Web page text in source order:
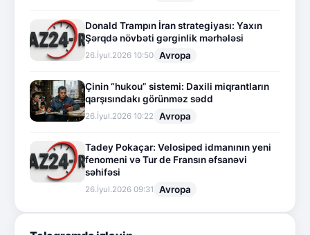
Donald Trampın İran strategiyası: Yaxın
Şərqdə növbəti gərginlik mərhələsi
26.İyul.2026 10:50 Avropa
Çinin “hukou” sistemi: Daxili miqrantların
qarşısındakı görünməz sədd
26.İyul.2026 10:22 Avropa
Tadey Pokaçar: Velosiped idmanının yeni
fenomeni və Tur de Fransın əfsanəvi
səhifəsi
26.İyul.2026 09:31 Avropa